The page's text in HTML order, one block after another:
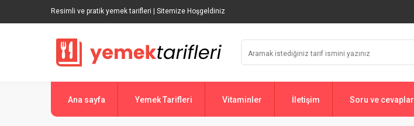
Resimli ve pratik yemek tarifleri | Sitemize Hoşgeldiniz
Ana sayfa Yemek Tarifleri Vitaminler İletişim Soru ve cevaplar